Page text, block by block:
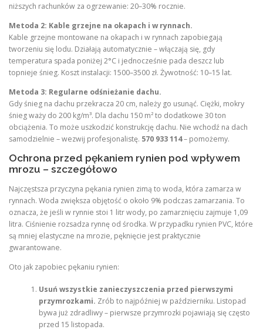
niższych rachunków za ogrzewanie: 20–30% rocznie.
Metoda 2: Kable grzejne na okapach i w rynnach.
Kable grzejne montowane na okapach i w rynnach zapobiegają
tworzeniu się lodu. Działają automatycznie – włączają się, gdy
temperatura spada poniżej 2°C i jednocześnie pada deszcz lub
topnieje śnieg. Koszt instalacji: 1500–3500 zł. Żywotność: 10–15 lat.
Metoda 3: Regularne odśnieżanie dachu.
Gdy śnieg na dachu przekracza 20 cm, należy go usunąć. Ciężki, mokry
śnieg waży do 200 kg/m³. Dla dachu 150 m² to dodatkowe 30 ton
obciążenia. To może uszkodzić konstrukcję dachu. Nie wchodź na dach
samodzielnie – wezwij profesjonalistę. 570 933 114– pomożemy.
Ochrona przed pękaniem rynien pod wpływem
mrozu – szczegółowo
Najczęstsza przyczyna pękania rynien zimą to woda, która zamarza w
rynnach. Woda zwiększa objętość o około 9% podczas zamarzania. To
oznacza, że jeśli w rynnie stoi 1 litr wody, po zamarznięciu zajmuje 1,09
litra. Ciśnienie rozsadza rynnę od środka. W przypadku rynien PVC, które
są mniej elastyczne na mrozie, pęknięcie jest praktycznie
gwarantowane.
Oto jak zapobiec pękaniu rynien:
Usuń wszystkie zanieczyszczenia przed pierwszymi
przymrozkami. Zrób to najpóźniej w październiku. Listopad
bywa już zdradliwy – pierwsze przymrozki pojawiają się często
przed 15 listopada.